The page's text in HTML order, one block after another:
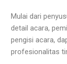
Mulai dari
detail acara,
pengisi acara,
profesionalitas